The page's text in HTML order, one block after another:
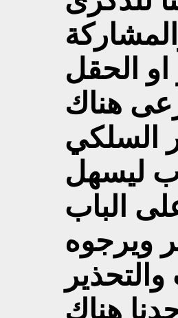
او الحقل
هناك
السلكي
ليسهل
الباب
ويرجوه
هناك